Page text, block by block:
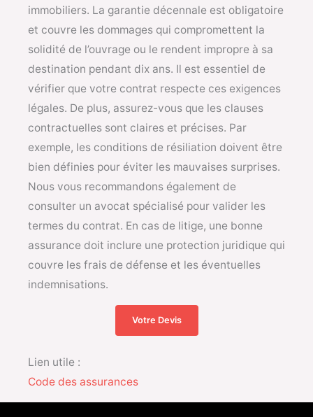
immobiliers. La garantie décennale est obligatoire
et couvre les dommages qui compromettent la
solidité de l’ouvrage ou le rendent impropre à sa
destination pendant dix ans. Il est essentiel de
vérifier que votre contrat respecte ces exigences
légales. De plus, assurez-vous que les clauses
contractuelles sont claires et précises. Par
exemple, les conditions de résiliation doivent être
bien définies pour éviter les mauvaises surprises.
Nous vous recommandons également de
consulter un avocat spécialisé pour valider les
termes du contrat. En cas de litige, une bonne
assurance doit inclure une protection juridique qui
couvre les frais de défense et les éventuelles
indemnisations.
Votre Devis
Lien utile :
Code des assurances